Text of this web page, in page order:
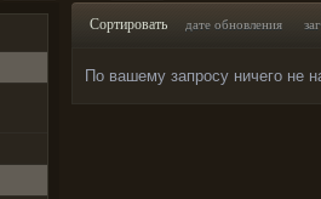
Сортировать дате обновления
По вашему запросу ничего не